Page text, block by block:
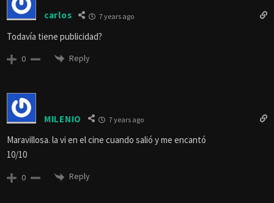
carlos 7 years ago
Todavía tiene publicidad?
0 Reply
MILENIO 7 years ago
Maravillosa. la vi en el cine cuando salió y me encantó
10/10
0 Reply